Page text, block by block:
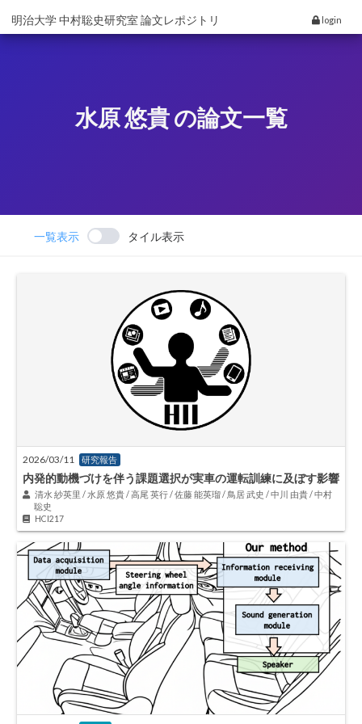
明治大学 中村聡史研究室 論文レポジトリ login
水原 悠貴 の論文一覧
一覧表示 タイル表示
2026/03/11 研究報告
内発的動機づけを伴う課題選択が実車の運転訓練に及ぼす影響
清水 紗英里 / 水原 悠貴 / 高尾 英行 / 佐藤 能英瑠 / 鳥居 武史 / 中川 由貴 / 中村
聡史
HCI217